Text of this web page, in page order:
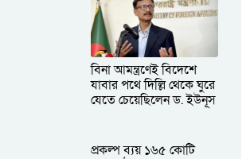
বিনা আমন্ত্রণেই বিদেশে
যাবার পথে দিল্লি থেকে ঘুরে
যেতে চেয়েছিলেন ড. ইউনূস
প্রকল্প ব্যয় ১৬৫ কোটি